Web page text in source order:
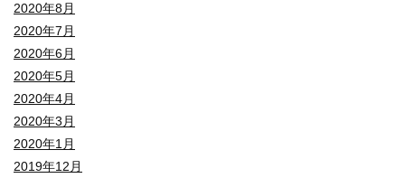
2020年8月
2020年7月
2020年6月
2020年5月
2020年4月
2020年3月
2020年1月
2019年12月